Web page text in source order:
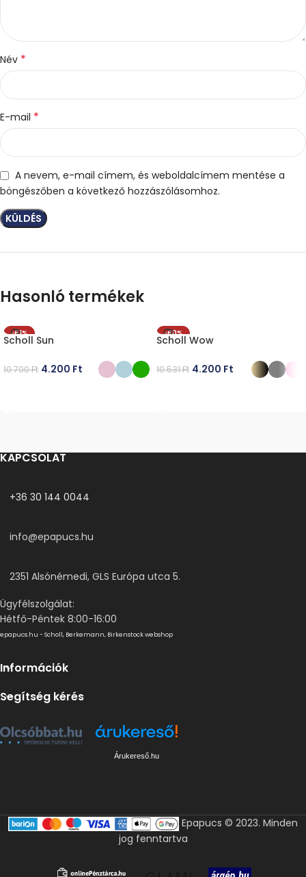
Név *
E-mail *
A nevem, e-mail címem, és weboldalcímem mentése a
böngészőben a következő hozzászólásomhoz.
Hasonló termékek
-61%
Scholl Sun
10.700Ft 4.200 Ft
-60%
Scholl Wow
10.531Ft 4.200 Ft
KAPCSOLAT
+36 30 144 0044
info@epapucs.hu
2351 Alsónémedi, GLS Európa utca 5.
Ügyfélszolgálat:
Hétfő-Péntek 8:00-16:00
epapucs.hu - Scholl, Berkemann, Birkenstock webshop
Információk
Segítség kérés
Árukereső.hu
Epapucs © 2023. Minden
jog fenntartva